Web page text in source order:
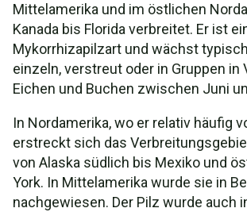
Mittelamerika und im östlichen
Kanada bis Florida verbreitet. Er ist
Mykorrhizapilzart und wächst
einzeln, verstreut oder in Gruppen in
Eichen und Buchen zwischen Juni
In Nordamerika, wo er relativ häufig
erstreckt sich das
von Alaska südlich bis Mexiko und
York. In Mittelamerika wurde sie in
nachgewiesen. Der Pilz wurde auch